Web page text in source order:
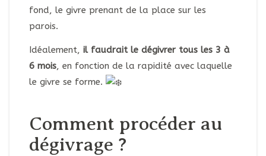
fond, le givre prenant de la place sur les
parois.
Idéalement, il faudrait le dégivrer tous les 3 à
6 mois, en fonction de la rapidité avec laquelle
le givre se forme.
Comment procéder au
dégivrage ?